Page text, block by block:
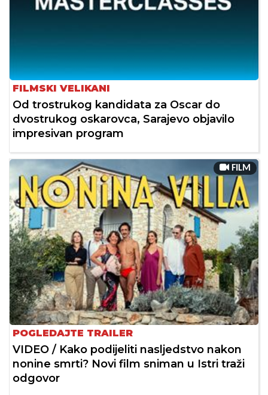
FILMSKI VELIKANI
Od trostrukog kandidata za Oscar do
dvostrukog oskarovca, Sarajevo objavilo
impresivan program
FILM
POGLEDAJTE TRAILER
VIDEO / Kako podijeliti nasljedstvo nakon
nonine smrti? Novi film sniman u Istri traži
odgovor